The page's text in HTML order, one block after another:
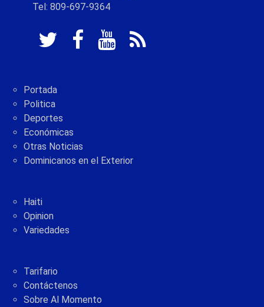
Tel: 809-697-9364
Portada
Politica
Deportes
Económicas
Otras Noticias
Dominicanos en el Exterior
Haiti
Opinion
Variedades
Tarifario
Contáctenos
Sobre Al Momento